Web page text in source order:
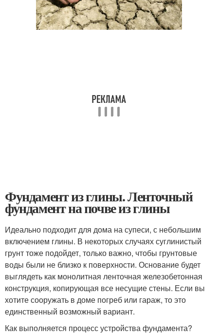
Фундамент из глины. Ленточный
фундамент на почве из глины
Идеально подходит для дома на супеси, с небольшим
включением глины. В некоторых случаях суглинистый
грунт тоже подойдет, только важно, чтобы грунтовые
воды были не близко к поверхности. Основание будет
выглядеть как монолитная ленточная железобетонная
конструкция, копирующая все несущие стены. Если вы
хотите сооружать в доме погреб или гараж, то это
единственный возможный вариант.
Как выполняется процесс устройства фундамента?